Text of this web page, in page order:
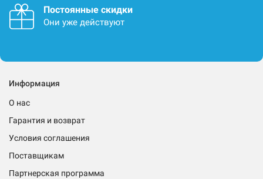
Постоянные скидки
Они уже действуют
Информация
О нас
Гарантия и возврат
Условия соглашения
Поставщикам
Партнерская программа